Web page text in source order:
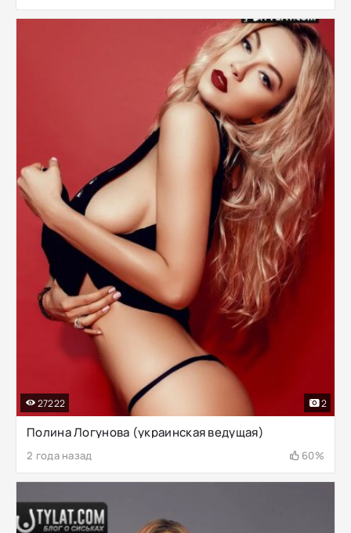
Полина Логунова (украинская ведущая)
2 года назад 60%
27222 2